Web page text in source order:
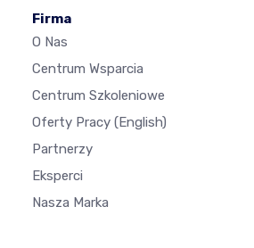
Firma
O Nas
Centrum Wsparcia
Centrum Szkoleniowe
Oferty Pracy (English)
Partnerzy
Eksperci
Nasza Marka